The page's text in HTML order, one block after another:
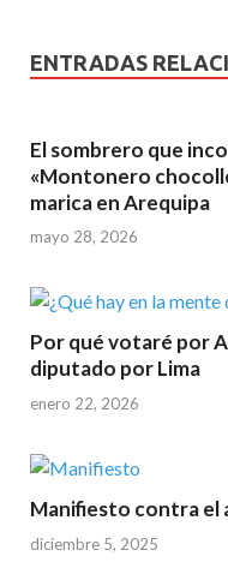
ENTRADAS
El sombrero que
«Montonero
marica en Arequipa
mayo 28, 2026
Por qué votaré por
diputado por Lima
enero 22, 2026
Manifiesto contra el
diciembre 5, 2025